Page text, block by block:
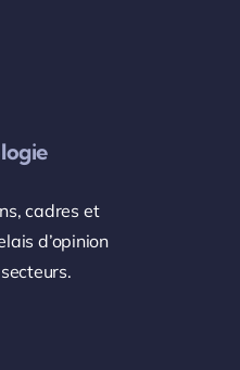
cadres et
d’opinion